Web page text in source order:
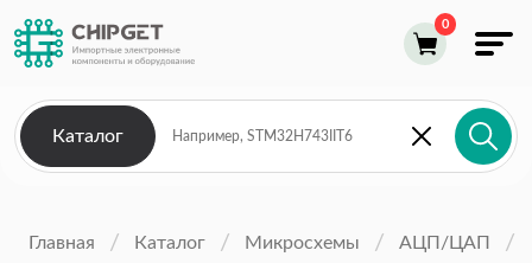
Каталог
Главная Каталог Микросхемы
АЦП/ЦАП